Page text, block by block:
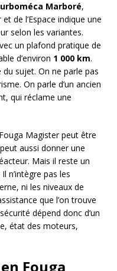
Marboré,
de l’Espace indique une
selon les variantes.
un plafond pratique de
d’environ 1 000 km.
sujet. On ne parle pas
On parle d’un ancien
qui réclame une
Magister peut être
aussi donner une
Mais il reste un
Il n’intègre pas les
ni les niveaux de
que l’on trouve
dépend donc d’un
état des moteurs,
Fouga